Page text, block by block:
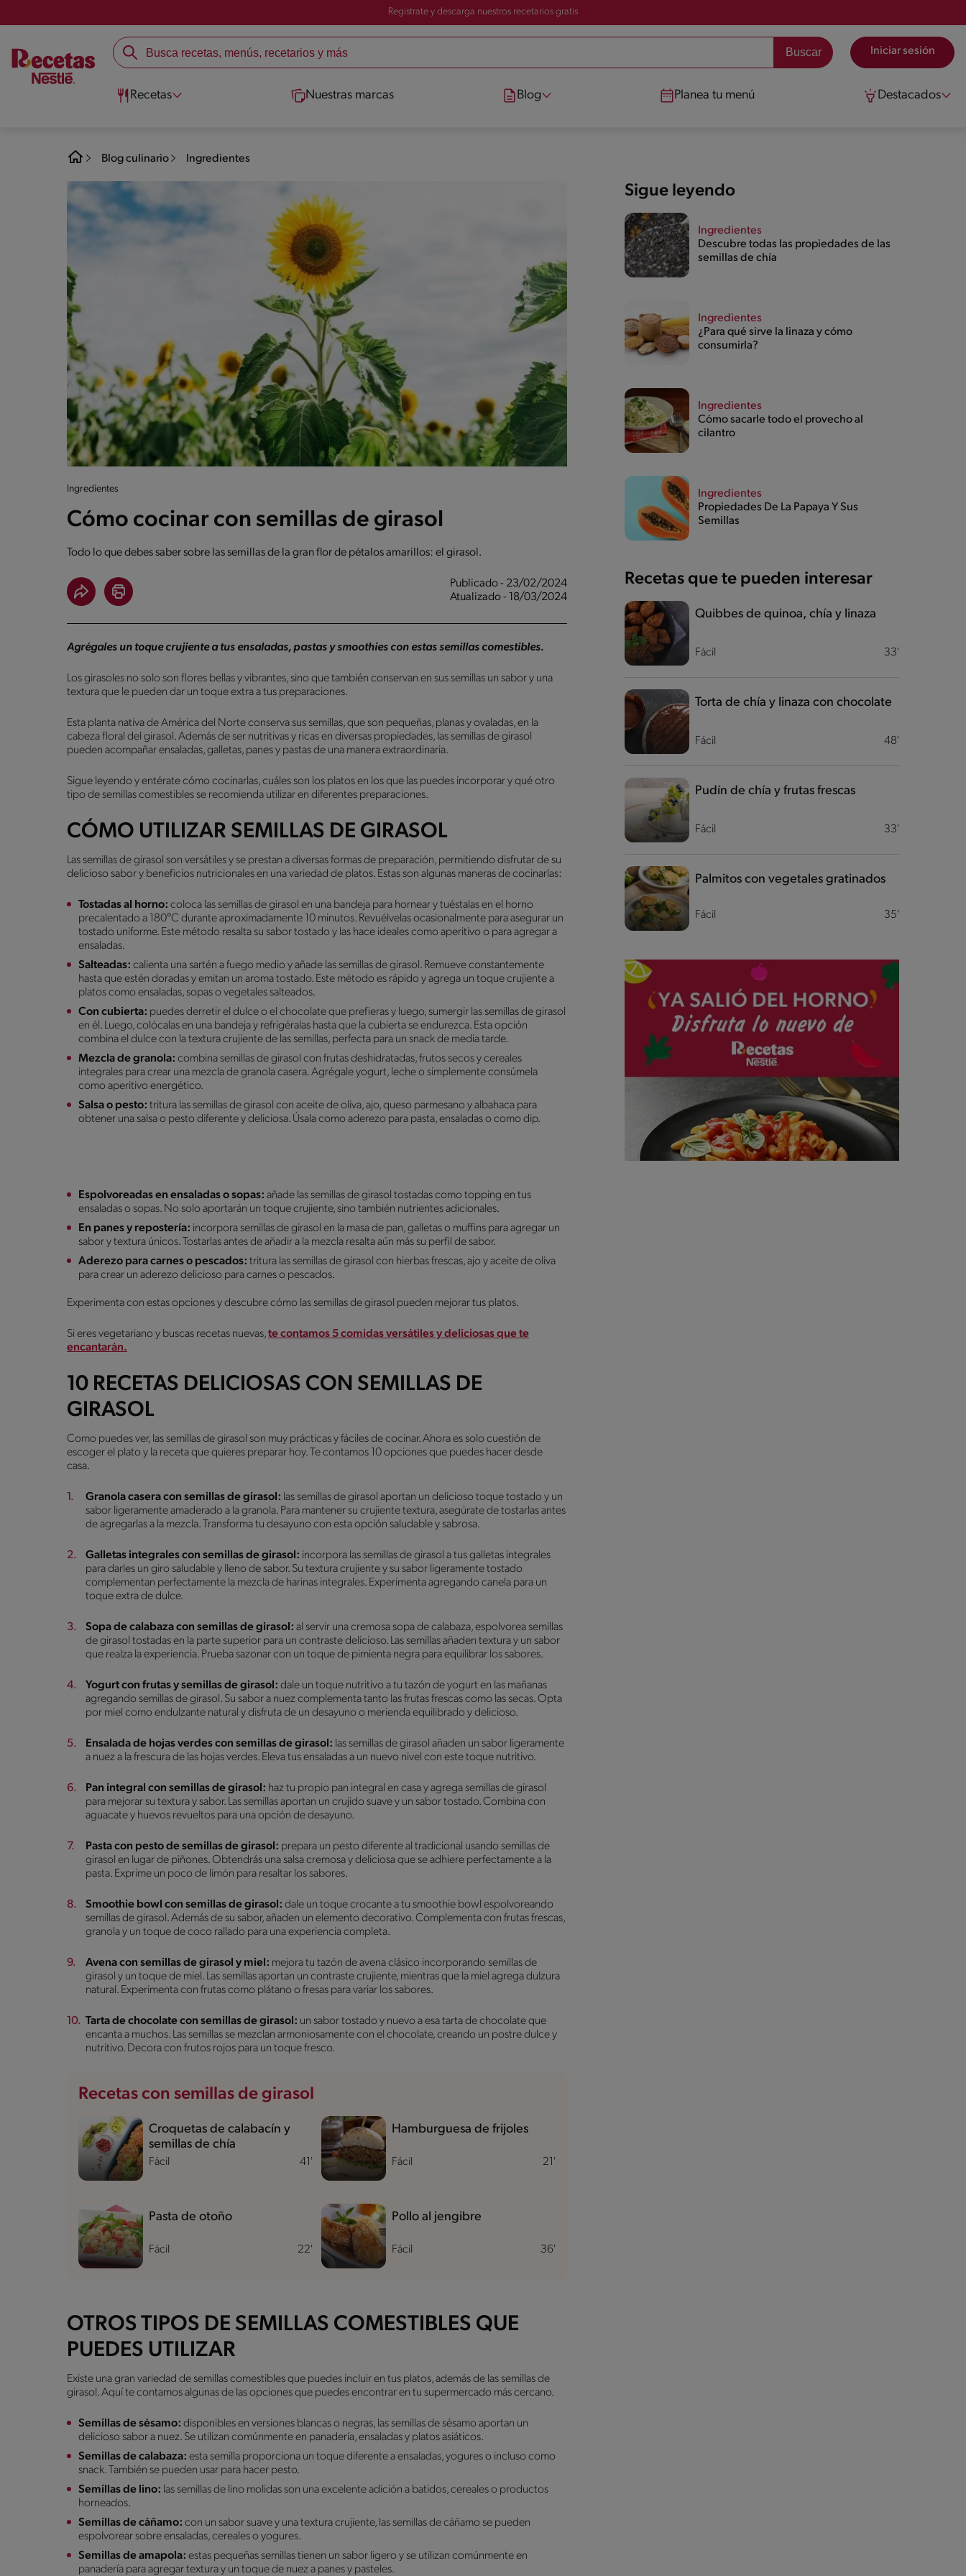
Registrate y descarga nuestros recetarios gratis
Iniciar sesión
Recetas Nuestras marcas Blog Planea tu menú Destacados
Blog culinario Ingredientes
Ingredientes
Cómo cocinar con semillas de girasol
Todo lo que debes saber sobre las semillas de la gran flor de pétalos amarillos: el girasol.
Publicado - 23/02/2024
Atualizado - 18/03/2024
Agrégales un toque crujiente a tus ensaladas, pastas y smoothies con estas semillas comestibles.
Los girasoles no solo son flores bellas y vibrantes, sino que también conservan en sus semillas un sabor y una
textura que le pueden dar un toque extra a tus preparaciones.
Esta planta nativa de América del Norte conserva sus semillas, que son pequeñas, planas y ovaladas, en la
cabeza floral del girasol. Además de ser nutritivas y ricas en diversas propiedades, las semillas de girasol
pueden acompañar ensaladas, galletas, panes y pastas de una manera extraordinaria.
Sigue leyendo y entérate cómo cocinarlas, cuáles son los platos en los que las puedes incorporar y qué otro
tipo de semillas comestibles se recomienda utilizar en diferentes preparaciones.
CÓMO UTILIZAR SEMILLAS DE GIRASOL
Las semillas de girasol son versátiles y se prestan a diversas formas de preparación, permitiendo disfrutar de su
delicioso sabor y beneficios nutricionales en una variedad de platos. Estas son algunas maneras de cocinarlas:
Tostadas al horno: coloca las semillas de girasol en una bandeja para hornear y tuéstalas en el horno
precalentado a 180°C durante aproximadamente 10 minutos. Revuélvelas ocasionalmente para asegurar un
tostado uniforme. Este método resalta su sabor tostado y las hace ideales como aperitivo o para agregar a
ensaladas.
Salteadas: calienta una sartén a fuego medio y añade las semillas de girasol. Remueve constantemente
hasta que estén doradas y emitan un aroma tostado. Este método es rápido y agrega un toque crujiente a
platos como ensaladas, sopas o vegetales salteados.
Con cubierta: puedes derretir el dulce o el chocolate que prefieras y luego, sumergir las semillas de girasol
en él. Luego, colócalas en una bandeja y refrigéralas hasta que la cubierta se endurezca. Esta opción
combina el dulce con la textura crujiente de las semillas, perfecta para un snack de media tarde.
Mezcla de granola: combina semillas de girasol con frutas deshidratadas, frutos secos y cereales
integrales para crear una mezcla de granola casera. Agrégale yogurt, leche o simplemente consúmela
como aperitivo energético.
Salsa o pesto: tritura las semillas de girasol con aceite de oliva, ajo, queso parmesano y albahaca para
obtener una salsa o pesto diferente y deliciosa. Úsala como aderezo para pasta, ensaladas o como dip.
Espolvoreadas en ensaladas o sopas: añade las semillas de girasol tostadas como topping en tus
ensaladas o sopas. No solo aportarán un toque crujiente, sino también nutrientes adicionales.
En panes y repostería: incorpora semillas de girasol en la masa de pan, galletas o muffins para agregar un
sabor y textura únicos. Tostarlas antes de añadir a la mezcla resalta aún más su perfil de sabor.
Aderezo para carnes o pescados: tritura las semillas de girasol con hierbas frescas, ajo y aceite de oliva
para crear un aderezo delicioso para carnes o pescados.
Experimenta con estas opciones y descubre cómo las semillas de girasol pueden mejorar tus platos.
Si eres vegetariano y buscas recetas nuevas,te contamos 5 comidas versátiles y deliciosas que te
encantarán.
10 RECETAS DELICIOSAS CON SEMILLAS DE
GIRASOL
Como puedes ver, las semillas de girasol son muy prácticas y fáciles de cocinar. Ahora es solo cuestión de
escoger el plato y la receta que quieres preparar hoy. Te contamos 10 opciones que puedes hacer desde
casa.
Granola casera con semillas de girasol: las semillas de girasol aportan un delicioso toque tostado y un
sabor ligeramente amaderado a la granola. Para mantener su crujiente textura, asegúrate de tostarlas antes
de agregarlas a la mezcla. Transforma tu desayuno con esta opción saludable y sabrosa.
Galletas integrales con semillas de girasol: incorpora las semillas de girasol a tus galletas integrales
para darles un giro saludable y lleno de sabor. Su textura crujiente y su sabor ligeramente tostado
complementan perfectamente la mezcla de harinas integrales. Experimenta agregando canela para un
toque extra de dulce.
Sopa de calabaza con semillas de girasol: al servir una cremosa sopa de calabaza, espolvorea semillas
de girasol tostadas en la parte superior para un contraste delicioso. Las semillas añaden textura y un sabor
que realza la experiencia. Prueba sazonar con un toque de pimienta negra para equilibrar los sabores.
Yogurt con frutas y semillas de girasol: dale un toque nutritivo a tu tazón de yogurt en las mañanas
agregando semillas de girasol. Su sabor a nuez complementa tanto las frutas frescas como las secas. Opta
por miel como endulzante natural y disfruta de un desayuno o merienda equilibrado y delicioso.
Ensalada de hojas verdes con semillas de girasol: las semillas de girasol añaden un sabor ligeramente
a nuez a la frescura de las hojas verdes. Eleva tus ensaladas a un nuevo nivel con este toque nutritivo.
Pan integral con semillas de girasol: haz tu propio pan integral en casa y agrega semillas de girasol
para mejorar su textura y sabor. Las semillas aportan un crujido suave y un sabor tostado. Combina con
aguacate y huevos revueltos para una opción de desayuno.
Pasta con pesto de semillas de girasol: prepara un pesto diferente al tradicional usando semillas de
girasol en lugar de piñones. Obtendrás una salsa cremosa y deliciosa que se adhiere perfectamente a la
pasta. Exprime un poco de limón para resaltar los sabores.
Smoothie bowl con semillas de girasol: dale un toque crocante a tu smoothie bowl espolvoreando
semillas de girasol. Además de su sabor, añaden un elemento decorativo. Complementa con frutas frescas,
granola y un toque de coco rallado para una experiencia completa.
Avena con semillas de girasol y miel: mejora tu tazón de avena clásico incorporando semillas de
girasol y un toque de miel. Las semillas aportan un contraste crujiente, mientras que la miel agrega dulzura
natural. Experimenta con frutas como plátano o fresas para variar los sabores.
Tarta de chocolate con semillas de girasol: un sabor tostado y nuevo a esa tarta de chocolate que
encanta a muchos. Las semillas se mezclan armoniosamente con el chocolate, creando un postre dulce y
nutritivo. Decora con frutos rojos para un toque fresco.
Recetas con semillas de girasol
Fácil 41'
Croquetas de calabacín y
semillas de chía
Fácil 21'
Hamburguesa de frijoles
Fácil 22'
Pasta de otoño
Fácil 36'
Pollo al jengibre
OTROS TIPOS DE SEMILLAS COMESTIBLES QUE
PUEDES UTILIZAR
Existe una gran variedad de semillas comestibles que puedes incluir en tus platos, además de las semillas de
girasol. Aquí te contamos algunas de las opciones que puedes encontrar en tu supermercado más cercano.
Semillas de sésamo: disponibles en versiones blancas o negras, las semillas de sésamo aportan un
delicioso sabor a nuez. Se utilizan comúnmente en panadería, ensaladas y platos asiáticos.
Semillas de calabaza: esta semilla proporciona un toque diferente a ensaladas, yogures o incluso como
snack. También se pueden usar para hacer pesto.
Semillas de lino: las semillas de lino molidas son una excelente adición a batidos, cereales o productos
horneados.
Semillas de cáñamo: con un sabor suave y una textura crujiente, las semillas de cáñamo se pueden
espolvorear sobre ensaladas, cereales o yogures.
Semillas de amapola: estas pequeñas semillas tienen un sabor ligero y se utilizan comúnmente en
panadería para agregar textura y un toque de nuez a panes y pasteles.
Sigue leyendo
Ingredientes
Descubre todas las propiedades de las
semillas de chía
Ingredientes
¿Para qué sirve la linaza y cómo
consumirla?
Ingredientes
Cómo sacarle todo el provecho al
cilantro
Ingredientes
Propiedades De La Papaya Y Sus
Semillas
Recetas que te pueden interesar
Fácil 33'
Quibbes de quinoa, chía y linaza
Fácil 48'
Torta de chía y linaza con chocolate
Fácil 33'
Pudín de chía y frutas frescas
Fácil 35'
Palmitos con vegetales gratinados